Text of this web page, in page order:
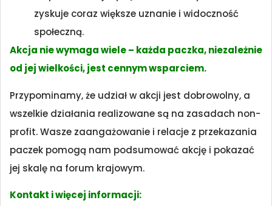
zyskuje coraz większe uznanie i widoczność
społeczną.
Akcja nie wymaga wiele – każda paczka, niezależnie
od jej wielkości, jest cennym wsparciem.
Przypominamy, że udział w akcji jest dobrowolny, a
wszelkie działania realizowane są na zasadach non-
profit. Wasze zaangażowanie i relacje z przekazania
paczek pomogą nam podsumować akcję i pokazać
jej skalę na forum krajowym.
Kontakt i więcej informacji: